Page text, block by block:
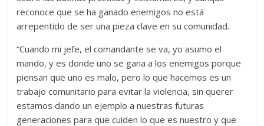
reconoce que se ha ganado enemigos no está
arrepentido de ser una pieza clave en su comunidad.
“Cuando mi jefe, el comandante se va, yo asumo el
mando, y es donde uno se gana a los enemigos porque
piensan que uno es malo, pero lo que hacemos es un
trabajo comunitario para evitar la violencia, sin querer
estamos dando un ejemplo a nuestras futuras
generaciones para que cuiden lo que es nuestro y que